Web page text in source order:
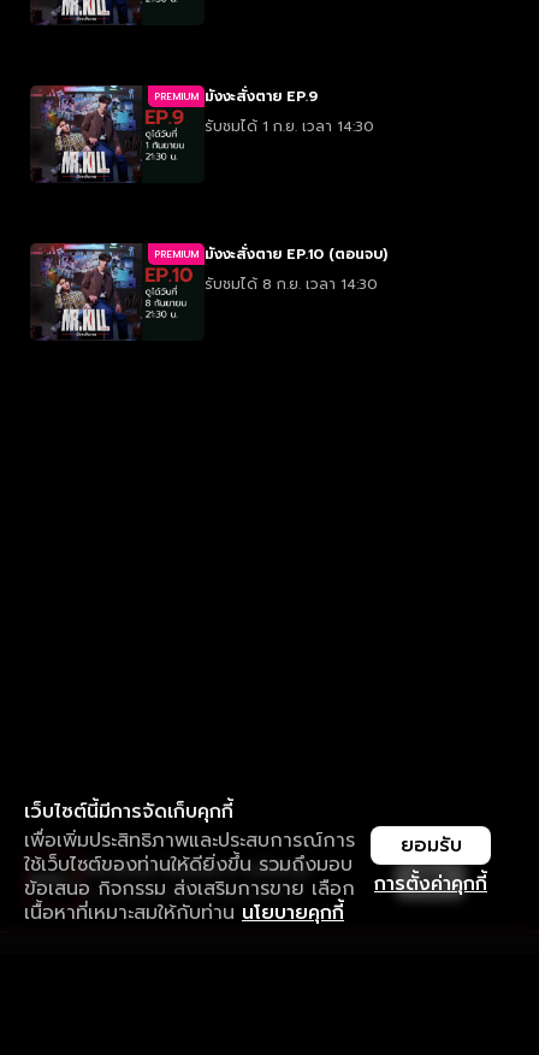
PREMIUM มังงะสั่งตาย EP.9
รับชมได้ 1 ก.ย. เวลา 14:30
PREMIUM มังงะสั่งตาย EP.10 (ตอนจบ)
รับชมได้ 8 ก.ย. เวลา 14:30
เว็บไซต์นี้มีการจัดเก็บคุกกี้
เพื่อเพิ่มประสิทธิภาพและประสบการณ์การ
ใช้เว็บไซต์ของท่านให้ดียิ่งขึ้น รวมถึงมอบ
ข้อเสนอ กิจกรรม ส่งเสริมการขาย เลือก
เนื้อหาที่เหมาะสมให้กับท่าน นโยบายคุกกี้
การตั้งค่าคุกกี้
ยอมรับ
ใช้งานแอป ลื่นไหลกว่า ไม่มีสะดุด
ดาวน์โหลดแอปเพื่อการรับชมที่ดีกว่า เปิด